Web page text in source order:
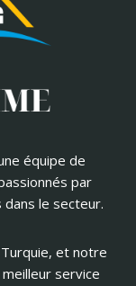
équipe de
par
le secteur.
et notre
service